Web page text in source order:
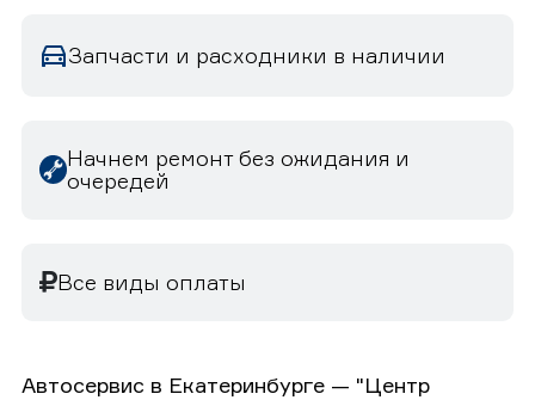
Запчасти и расходники в наличии
Начнем ремонт без ожидания и
очередей
Все виды оплаты
Автосервис в Екатеринбурге — "Центр